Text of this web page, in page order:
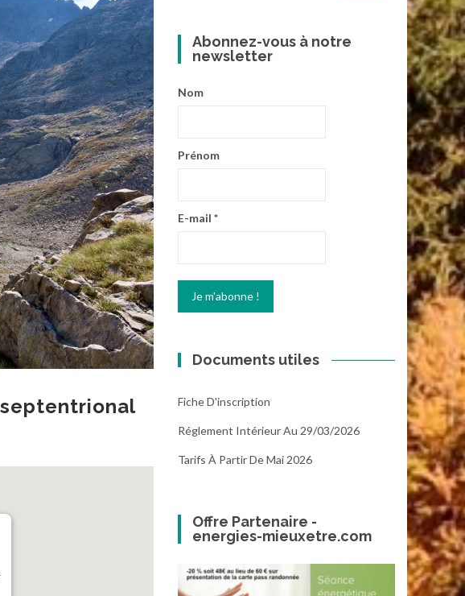
Abonnez-vous à notre
newsletter
Nom
Prénom
E-mail *
Documents utiles
Fiche D'inscription
Réglement Intérieur Au 29/03/2026
Tarifs À Partir De Mai 2026
Offre Partenaire -
energies-mieuxetre.com